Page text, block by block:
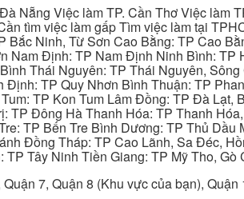
Nẵng Việc làm TP. Cần Thơ Việc
tìm việc làm gấp Tìm việc làm tại
Ninh, Từ Sơn Cao Bằng: TP Cao
Định: TP Nam Định Ninh Bình:
Thái Nguyên: TP Thái Nguyên,
TP Quy Nhơn Bình Thuận: TP
TP Kon Tum Lâm Đồng: TP Đà
TP Đông Hà Thanh Hóa: TP Thanh
TP Bến Tre Bình Dương: TP Thủ
Đồng Tháp: TP Cao Lãnh, Sa Đéc,
Tây Ninh Tiền Giang: TP Mỹ Tho,
7, Quận 8 (Khu vực của bạn),